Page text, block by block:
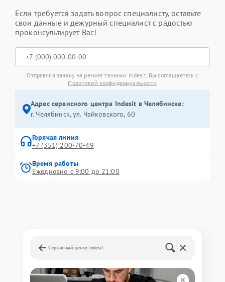
Если требуется задать вопрос специалисту, оставьте
свои данные и дежурный специалист с радостью
проконсультирует Вас!
Отправляя заявку на ремонт техники Indesit, Вы соглашаетесь с
Политикой конфиденциальности
Адрес сервисного центра Indesit в Челябинске:
г. Челябинск, ул. Чайковского, 60
Горячая линия
+7 (351) 200-70-49
Время работы
Ежедневно с 9:00 до 21:00
Сервисный центр Indesit